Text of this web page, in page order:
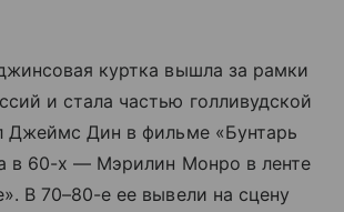
куртка вышла за рамки
и стала частью голливудской
Джеймс Дин в фильме «Бунтарь
в 60-х — Мэрилин Монро в ленте
В 70–80-е ее вывели на сцену